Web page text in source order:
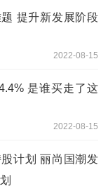
提升新发展阶段
2022-08-15
是谁买走了这
2022-08-15
计划 丽尚国潮发